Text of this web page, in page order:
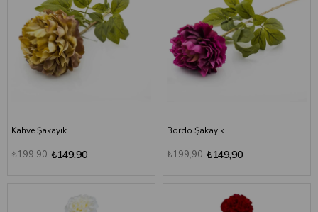
Kahve Şakayık
₺149,90
₺199,90
Bordo Şakayık
₺149,90
₺199,90